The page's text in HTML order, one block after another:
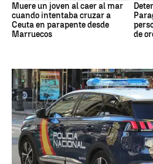
Muere un joven al caer al mar
cuando intentaba cruzar a
Ceuta en parapente desde
Marruecos
de